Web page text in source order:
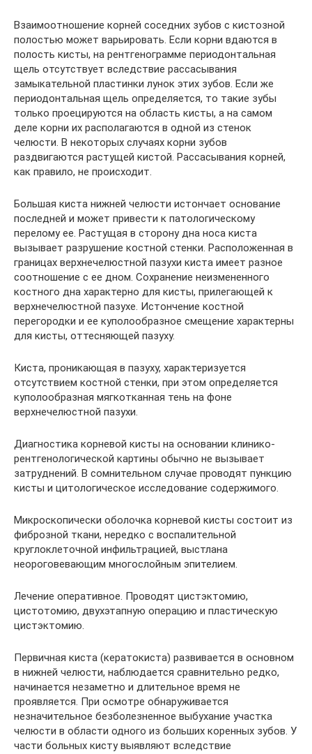
Взаимоотношение корней соседних зубов с кистозной
полостью может варьировать. Если корни вдаются в
полость кисты, на рентгенограмме периодонтальная
щель отсутствует вследствие рассасывания
замыкательной пластинки лунок этих зубов. Если же
периодонтальная щель определяется, то такие зубы
только проецируются на область кисты, а на самом
деле корни их располагаются в одной из стенок
челюсти. В некоторых случаях корни зубов
раздвигаются растущей кистой. Рассасывания корней,
как правило, не происходит.
Большая киста нижней челюсти истончает основание
последней и может привести к патологическому
перелому ее. Растущая в сторону дна носа киста
вызывает разрушение костной стенки. Расположенная в
границах верхнечелюстной пазухи киста имеет разное
соотношение с ее дном. Сохранение неизмененного
костного дна характерно для кисты, прилегающей к
верхнечелюстной пазухе. Истончение костной
перегородки и ее куполообразное смещение характерны
для кисты, оттесняющей пазуху.
Киста, проникающая в пазуху, характеризуется
отсутствием костной стенки, при этом определяется
куполообразная мягкотканная тень на фоне
верхнечелюстной пазухи.
Диагностика корневой кисты на основании клинико-
рентгенологической картины обычно не вызывает
затруднений. В сомнительном случае проводят пункцию
кисты и цитологическое исследование содержимого.
Микроскопически оболочка корневой кисты состоит из
фиброзной ткани, нередко с воспалительной
круглоклеточной инфильтрацией, выстлана
неороговевающим многослойным эпителием.
Лечение оперативное. Проводят цистэктомию,
цистотомию, двухэтапную операцию и пластическую
цистэктомию.
Первичная киста (кератокиста) развивается в основном
в нижней челюсти, наблюдается сравнительно редко,
начинается незаметно и длительное время не
проявляется. При осмотре обнаруживается
незначительное безболезненное выбухание участка
челюсти в области одного из больших коренных зубов. У
части больных кисту выявляют вследствие